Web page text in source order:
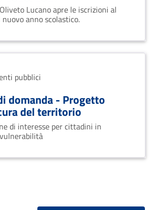
Lucano apre le iscrizioni al
anno scolastico.
pubblici
domanda - Progetto
del territorio
di interesse per cittadini in